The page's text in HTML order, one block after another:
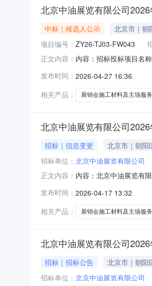
北京中油展览有限公司
中标｜候选人公示 北京市｜朝
项目编号： ZY26-TJ03-FW043
正文内容： 内容：招标投标项目名
发布时间： 2026-04-27 16:36
相关产品：
展销会施工材料及主场服务
北京中油展览有限公司
招标｜信息变更 北京市｜朝阳
招标单位： 北京中油展览有限公司
正文内容： 内容：北京中油展览有
建及相关服务项目已按
2.2招标范围：2026年展
发布时间： 2026-04-17 13:32
相关产品：
展销会施工材料及主场服务
北京中油展览有限公司
招标｜招标公告 北京市｜朝阳
招标单位： 北京中油展览有限公司